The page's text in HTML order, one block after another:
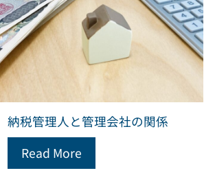
納税管理人と管理会社の関係
Read More